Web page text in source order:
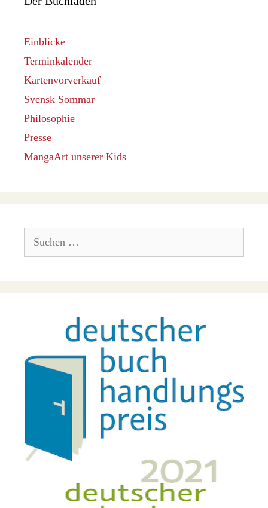
Einblicke
Terminkalender
Kartenvorverkauf
Svensk Sommar
Philosophie
Presse
MangaArt unserer Kids